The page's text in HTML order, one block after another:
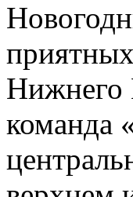
Нижнего
команда